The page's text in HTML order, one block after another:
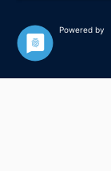
Powered by